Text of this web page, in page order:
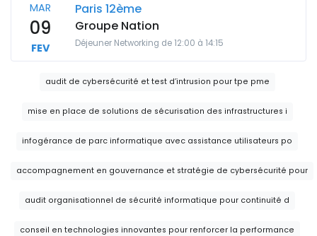
MAR
09
FEV
Paris 12ème
Groupe Nation
Déjeuner Networking de 12:00 à 14:15
audit de cybersécurité et test d’intrusion pour tpe pme
mise en place de solutions de sécurisation des infrastructures i
infogérance de parc informatique avec assistance utilisateurs po
accompagnement en gouvernance et stratégie de cybersécurité pour
audit organisationnel de sécurité informatique pour continuité d
conseil en technologies innovantes pour renforcer la performance